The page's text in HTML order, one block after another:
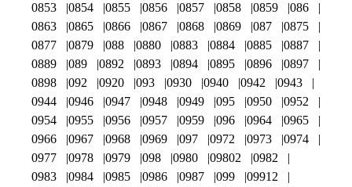
0853
0854 0855 0856 0857 0858 0859
086
0863
0865 0866 0867 0868 0869 087
0875
0877
0879 088 0880 0883 0884 0885
0887
0889
089 0892 0893 0894 0895 0896
0897
0898
092 0920 093 0930 0940 0942
0943
0944
0946 0947 0948 0949 095 0950
0952
0954
0955 0956 0957 0959 096 0964
0965
0966
0967 0968 0969 097 0972 0973
0974
0977
0978 0979 098 0980 09802
0982
0983
0984 0985 0986 0987 099
09912